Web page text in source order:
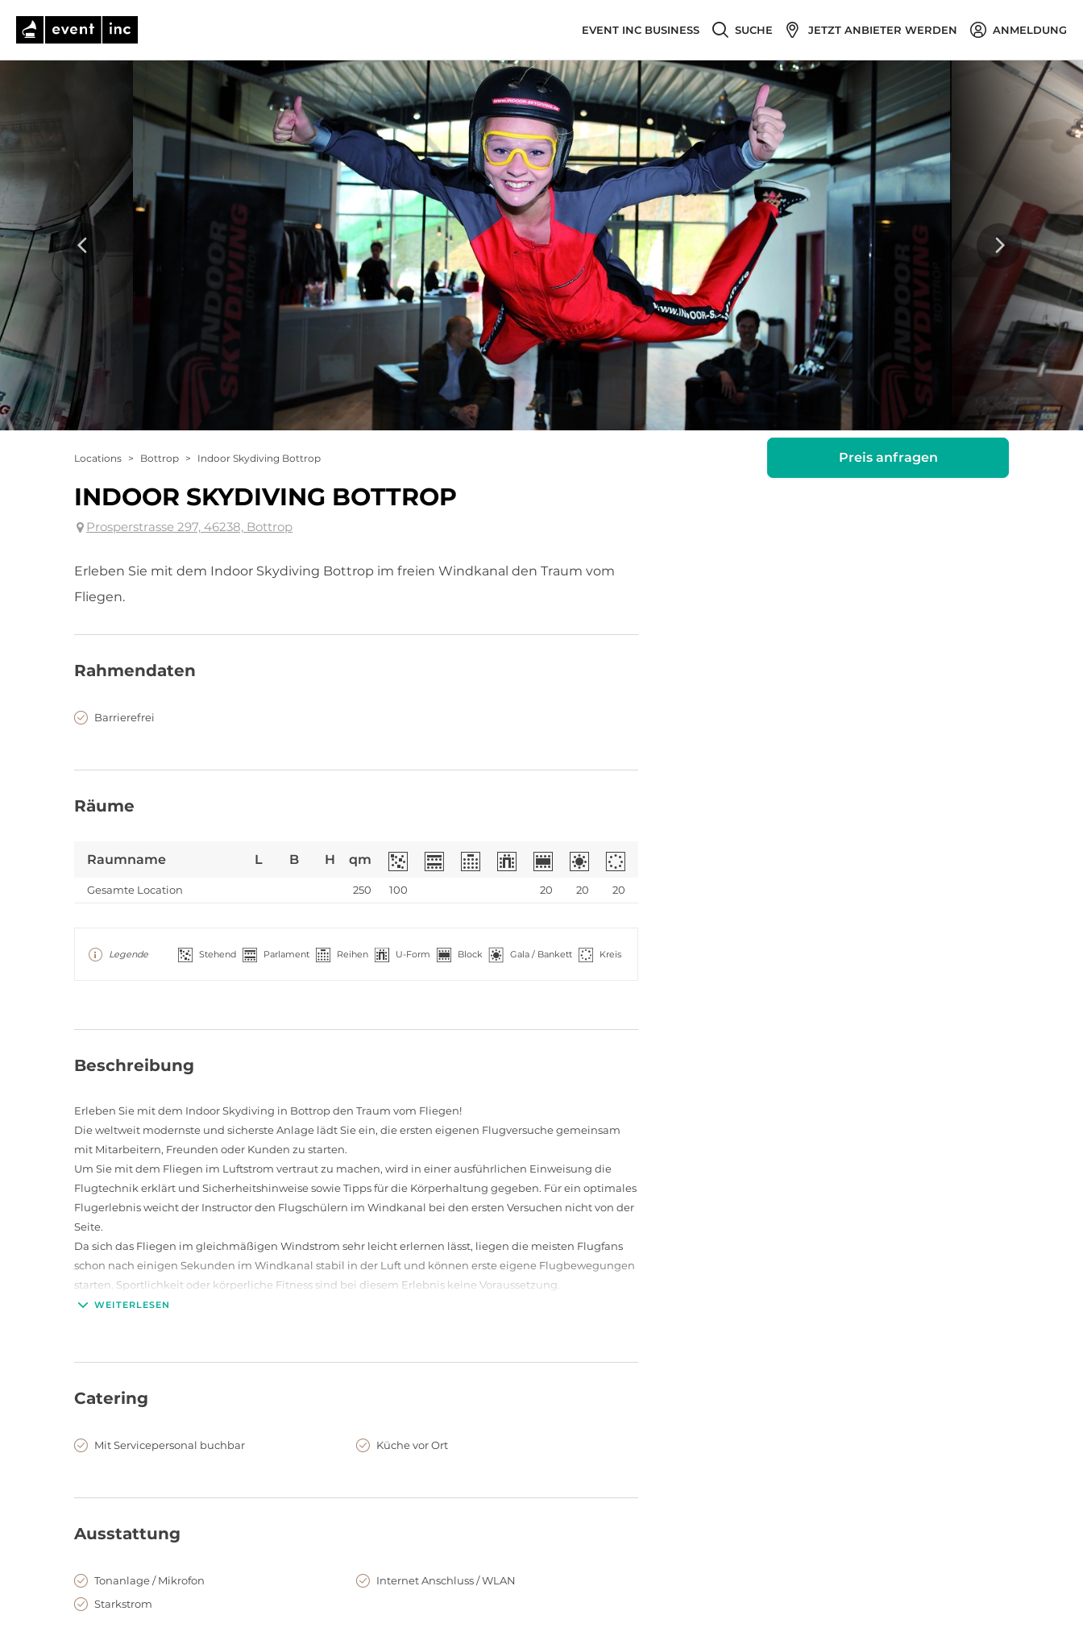
EVENT INC BUSINESS SUCHE JETZT ANBIETER WERDEN ANMELDUNG
Locations > Bottrop > Indoor Skydiving Bottrop Preis anfragen
INDOOR SKYDIVING BOTTROP
Prosperstrasse 297, 46238, Bottrop
Erleben Sie mit dem Indoor Skydiving Bottrop im freien Windkanal den Traum vom
Fliegen.
Rahmendaten
Barrierefrei
Räume
Raumname L B H qm
Gesamte Location 250 100 20 20 20
Legende Stehend Parlament Reihen U-Form Block Gala / Bankett Kreis
Beschreibung
Erleben Sie mit dem Indoor Skydiving in Bottrop den Traum vom Fliegen!
Die weltweit modernste und sicherste Anlage lädt Sie ein, die ersten eigenen Flugversuche gemeinsam
mit Mitarbeitern, Freunden oder Kunden zu starten.
Um Sie mit dem Fliegen im Luftstrom vertraut zu machen, wird in einer ausführlichen Einweisung die
Flugtechnik erklärt und Sicherheitshinweise sowie Tipps für die Körperhaltung gegeben. Für ein optimales
Flugerlebnis weicht der Instructor den Flugschülern im Windkanal bei den ersten Versuchen nicht von der
Seite.
Da sich das Fliegen im gleichmäßigen Windstrom sehr leicht erlernen lässt, liegen die meisten Flugfans
schon nach einigen Sekunden im Windkanal stabil in der Luft und können erste eigene Flugbewegungen
starten. Sportlichkeit oder körperliche Fitness sind bei diesem Erlebnis keine Voraussetzung.
Im Mai 2008 legte die Indoor Skydiving Bottrop GmbH den Grundstein für den bis zu 286 km/h schnellen
Schwebens in einer sicheren Umgebung.
unvergessliche Gruppen-Erlebnisse. Wir konzipieren exklusive Events im Einklang mit einem
Emotionen und Gaumenfreuden.
WEITERLESEN
Catering
Mit Servicepersonal buchbar Küche vor Ort
Ausstattung
Tonanlage / Mikrofon
Internet Anschluss / WLAN
Starkstrom